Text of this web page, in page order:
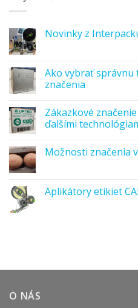
Novinky z
Ako vybrať
značenia
Zákazkové
ďalšími
Možnosti značenia
Aplikátory etikiet
O NÁS